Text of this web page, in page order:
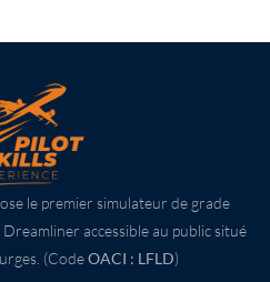
le premier simulateur de grade
accessible au public situé
(CodeOACI : LFLD)